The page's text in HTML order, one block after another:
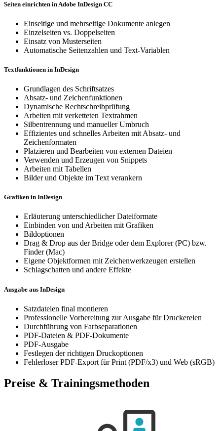
Seiten einrichten in Adobe InDesign CC
Einseitige und mehrseitige Dokumente anlegen
Einzelseiten vs. Doppelseiten
Einsatz von Musterseiten
Automatische Seitenzahlen und Text-Variablen
Textfunktionen in InDesign
Grundlagen des Schriftsatzes
Absatz- und Zeichenfunktionen
Dynamische Rechtschreibprüfung
Arbeiten mit verketteten Textrahmen
Silbentrennung und manueller Umbruch
Effizientes und schnelles Arbeiten mit Absatz- und
Zeichenformaten
Platzieren und Bearbeiten von externen Dateien
Verwenden und Erzeugen von Snippets
Arbeiten mit Tabellen
Bilder und Objekte im Text verankern
Grafiken in InDesign
Erläuterung unterschiedlicher Dateiformate
Einbinden von und Arbeiten mit Grafiken
Bildoptionen
Drag & Drop aus der Bridge oder dem Explorer (PC) bzw.
Finder (Mac)
Eigene Objektformen mit Zeichenwerkzeugen erstellen
Schlagschatten und andere Effekte
Ausgabe aus InDesign
Satzdateien final montieren
Professionelle Vorbereitung zur Ausgabe für Druckereien
Durchführung von Farbseparationen
PDF-Dateien & PDF-Dokumente
PDF-Ausgabe
Festlegen der richtigen Druckoptionen
Fehlerloser PDF-Export für Print (PDF/x3) und Web (sRGB)
Preise & Trainingsmethoden